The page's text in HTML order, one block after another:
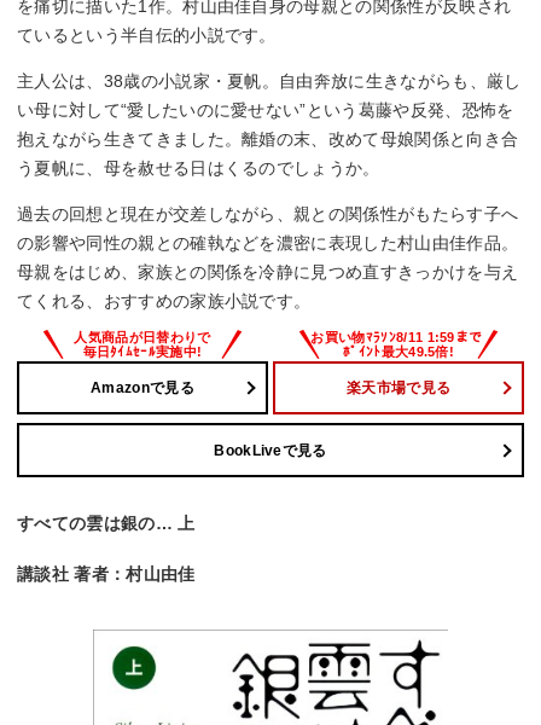
を痛切に描いた1作。村山由佳自身の母親との関係性が反映され
ているという半自伝的小説です。
主人公は、38歳の小説家・夏帆。自由奔放に生きながらも、厳し
い母に対して“愛したいのに愛せない”という葛藤や反発、恐怖を
抱えながら生きてきました。離婚の末、改めて母娘関係と向き合
う夏帆に、母を赦せる日はくるのでしょうか。
過去の回想と現在が交差しながら、親との関係性がもたらす子へ
の影響や同性の親との確執などを濃密に表現した村山由佳作品。
母親をはじめ、家族との関係を冷静に見つめ直すきっかけを与え
てくれる、おすすめの家族小説です。
Amazonで見る 楽天市場で見る
BookLiveで見る
すべての雲は銀の… 上
講談社 著者：村山由佳